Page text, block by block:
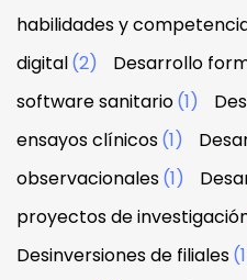
habilidades y
digital(2) Desarrollo
software sanitario(1)
ensayos clínicos(1)
observacionales(1)
proyectos de
Desinversiones de filiales